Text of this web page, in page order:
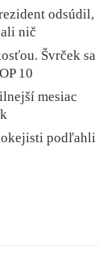
odsúdil,
nič
Švrček sa
10
mesiac
podľahli